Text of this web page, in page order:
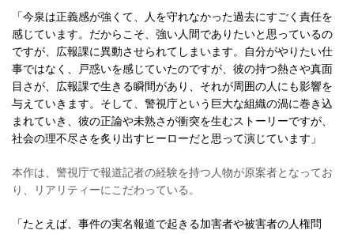
「今泉は正義感が強くて、人を守れなかった過去にすごく責任を
感じています。だからこそ、強い人間でありたいと思っているの
ですが、広報課に異動させられてしまいます。自分がやりたい仕
事ではなく、戸惑いを感じていたのですが、彼の持つ熱さや真面
目さが、広報課で生きる瞬間があり、それが周囲の人にも影響を
与えていきます。そして、警視庁という巨大な組織の渦に巻き込
まれていき、彼の正論や未熟さが衝突を生むストーリーですが、
社会の理不尽さを炙り出すヒーローだと思って演じています」
本作は、警視庁で報道記者の経験を持つ人物が原案者となってお
り、リアリティーにこだわっている。
「たとえば、事件の実名報道で起きる加害者や被害者の人権問